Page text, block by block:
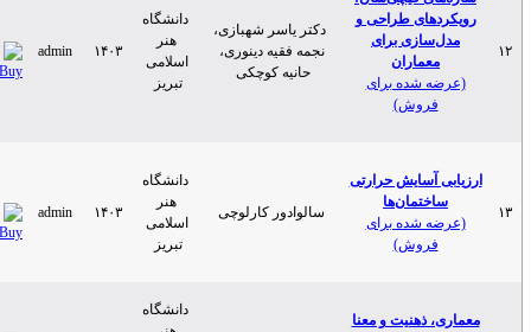
طراحی و
برای
شده برای
دکتر یاسر شهبازی،
نجمه فقیه دینوری،
حانیه کوچکی
دانشگاه
هنر
اسلامی
تبریز
admin
آسایش حرارتی
شده برای
سالوادور کارلوچی
اسلامی
admin
ذهنیت و معنا